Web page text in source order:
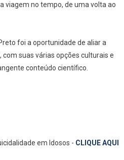
viagem no tempo, de uma volta ao
foi a oportunidade de aliar a
suas várias opções culturais e
conteúdo científico.
em Idosos - CLIQUE AQUI